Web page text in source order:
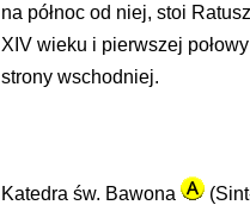
na północ od niej, stoi Ratusz
XIV wieku i pierwszej
strony wschodniej.
Katedra św. Bawona